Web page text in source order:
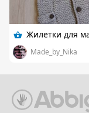
Made_by_Nika